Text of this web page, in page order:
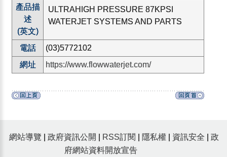
產品描
述
(英文)
ULTRAHIGH PRESSURE 87KPSI
WATERJET SYSTEMS AND PARTS
電話
(03)5772102
網址
https://www.flowwaterjet.com/
網站導覽 政府資訊公開 RSS訂閱 隱私權 資訊安全
政
府網站資料開放宣告